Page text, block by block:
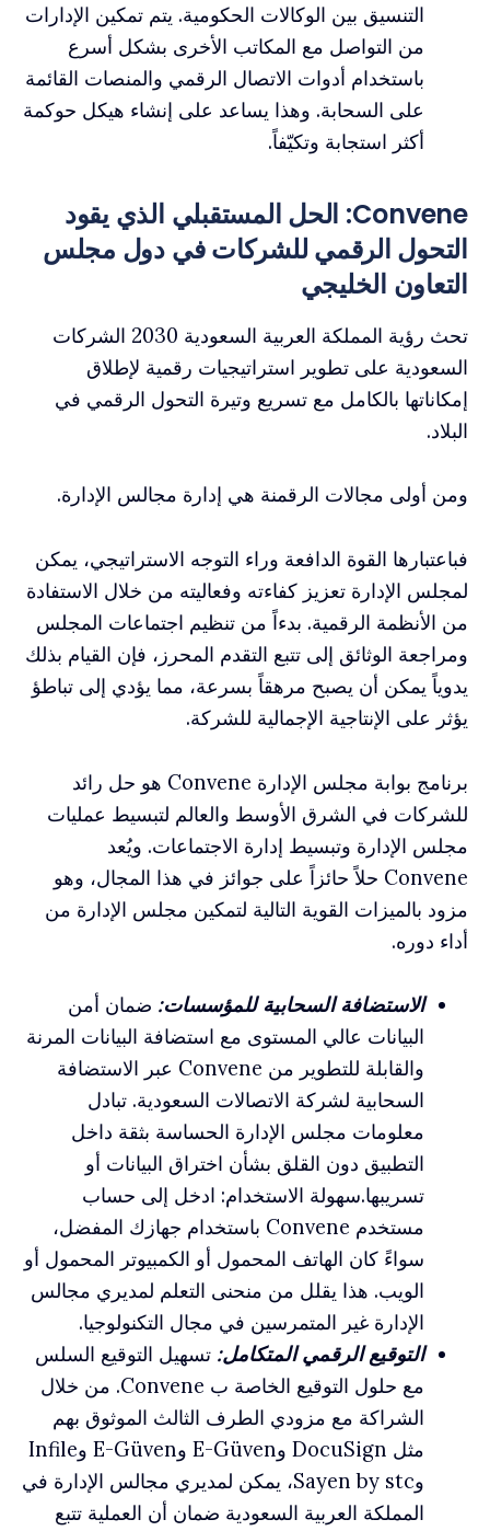
التنسيق بين الوكالات الحكومية. يتم تمكين الإدارات
من التواصل مع المكاتب الأخرى بشكل أسرع
باستخدام أدوات الاتصال الرقمي والمنصات القائمة
على السحابة. وهذا يساعد على إنشاء هيكل حوكمة
أكثر استجابة وتكيّفاً.
Convene: الحل المستقبلي الذي يقود
التحول الرقمي للشركات في دول مجلس
التعاون الخليجي
تحث رؤية المملكة العربية السعودية 2030 الشركات
السعودية على تطوير استراتيجيات رقمية لإطلاق
إمكاناتها بالكامل مع تسريع وتيرة التحول الرقمي في
البلاد.
ومن أولى مجالات الرقمنة هي إدارة مجالس الإدارة.
فباعتبارها القوة الدافعة وراء التوجه الاستراتيجي، يمكن
لمجلس الإدارة تعزيز كفاءته وفعاليته من خلال الاستفادة
من الأنظمة الرقمية. بدءاً من تنظيم اجتماعات المجلس
ومراجعة الوثائق إلى تتبع التقدم المحرز، فإن القيام بذلك
يدوياً يمكن أن يصبح مرهقاً بسرعة، مما يؤدي إلى تباطؤ
يؤثر على الإنتاجية الإجمالية للشركة.
برنامج بوابة مجلس الإدارة Convene هو حل رائد
للشركات في الشرق الأوسط والعالم لتبسيط عمليات
مجلس الإدارة وتبسيط إدارة الاجتماعات. ويُعد
Convene حلاً حائزاً على جوائز في هذا المجال، وهو
مزود بالميزات القوية التالية لتمكين مجلس الإدارة من
أداء دوره.
الاستضافة السحابية للمؤسسات: ضمان أمن
البيانات عالي المستوى مع استضافة البيانات المرنة
والقابلة للتطوير من Convene عبر الاستضافة
السحابية لشركة الاتصالات السعودية. تبادل
معلومات مجلس الإدارة الحساسة بثقة داخل
التطبيق دون القلق بشأن اختراق البيانات أو
تسريبها.سهولة الاستخدام: ادخل إلى حساب
مستخدم Convene باستخدام جهازك المفضل،
سواءً كان الهاتف المحمول أو الكمبيوتر المحمول أو
الويب. هذا يقلل من منحنى التعلم لمديري مجالس
الإدارة غير المتمرسين في مجال التكنولوجيا.
التوقيع الرقمي المتكامل: تسهيل التوقيع السلس
مع حلول التوقيع الخاصة ب Convene. من خلال
الشراكة مع مزودي الطرف الثالث الموثوق بهم
مثل DocuSign وE-Güven وE-Güven وInfile
وSayen by stc، يمكن لمديري مجالس الإدارة في
المملكة العربية السعودية ضمان أن العملية تتبع